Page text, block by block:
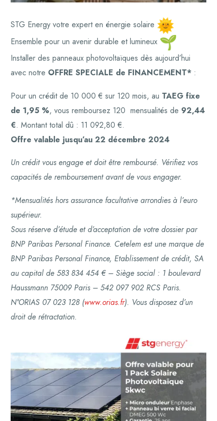
STG Energy votre expert en énergie solaire
Ensemble pour un avenir durable et lumineux
Installer des panneaux photovoltaïques dès aujourd’hui
avec notre OFFRE SPECIALE de FINANCEMENT* :
Pour un crédit de 10 000 € sur 120 mois, au TAEG fixe
de 1,95 %, vous remboursez 120 mensualités de 92,44
€. Montant total dû : 11 092,80 €.
Offre valable jusqu’au 22 décembre 2024
Un crédit vous engage et doit être remboursé. Vérifiez vos
capacités de remboursement avant de vous engager.
*Mensualités hors assurance facultative arrondies à l’euro
supérieur.
Sous réserve d’étude et d’acceptation de votre dossier par
BNP Paribas Personal Finance. Cetelem est une marque de
BNP Paribas Personal Finance, Etablissement de crédit, SA
au capital de 583 834 454 € – Siège social : 1 boulevard
Haussmann 75009 Paris – 542 097 902 RCS Paris.
N°ORIAS 07 023 128 (www.orias.fr). Vous disposez d’un
droit de rétractation.